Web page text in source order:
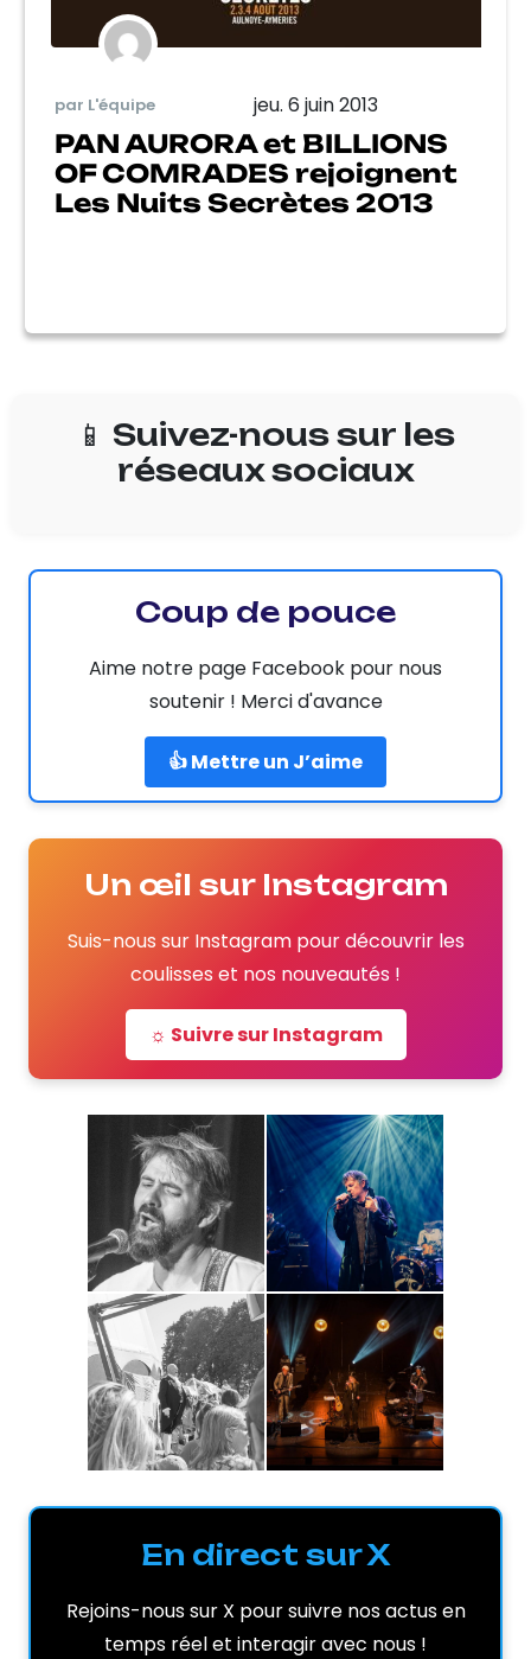
par L'équipe jeu. 6 juin 2013
PAN AURORA et BILLIONS
OF COMRADES rejoignent
Les Nuits Secrètes 2013
📱 Suivez-nous sur les
réseaux sociaux
Coup de pouce
Aime notre page Facebook pour nous
soutenir ! Merci d'avance
👍 Mettre un J’aime
Un œil sur Instagram
Suis-nous sur Instagram pour découvrir les
coulisses et nos nouveautés !
☼ Suivre sur Instagram
En direct sur X
Rejoins-nous sur X pour suivre nos actus en
temps réel et interagir avec nous !